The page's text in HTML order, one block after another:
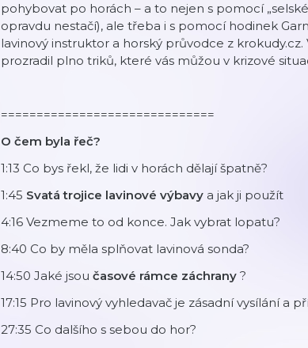
pohybovat po horách – a to nejen s pomocí
opravdu nestačí), ale třeba i s pomocí hodinek
lavinový instruktor a horský průvodce z
prozradil plno triků, které vás můžou v krizové
==============================
O čem byla řeč?
1:13 Co bys řekl, že lidi v horách dělají špatně?
1:45 Svatá trojice lavinové výbavy a jak ji použít
4:16 Vezmeme to od konce. Jak vybrat lopatu?
8:40 Co by měla splňovat lavinová sonda?
14:50 Jaké jsou časové rámce záchrany ?
17:15 Pro lavinový vyhledavač je zásadní vysílání a
27:35 Co dalšího s sebou do hor?